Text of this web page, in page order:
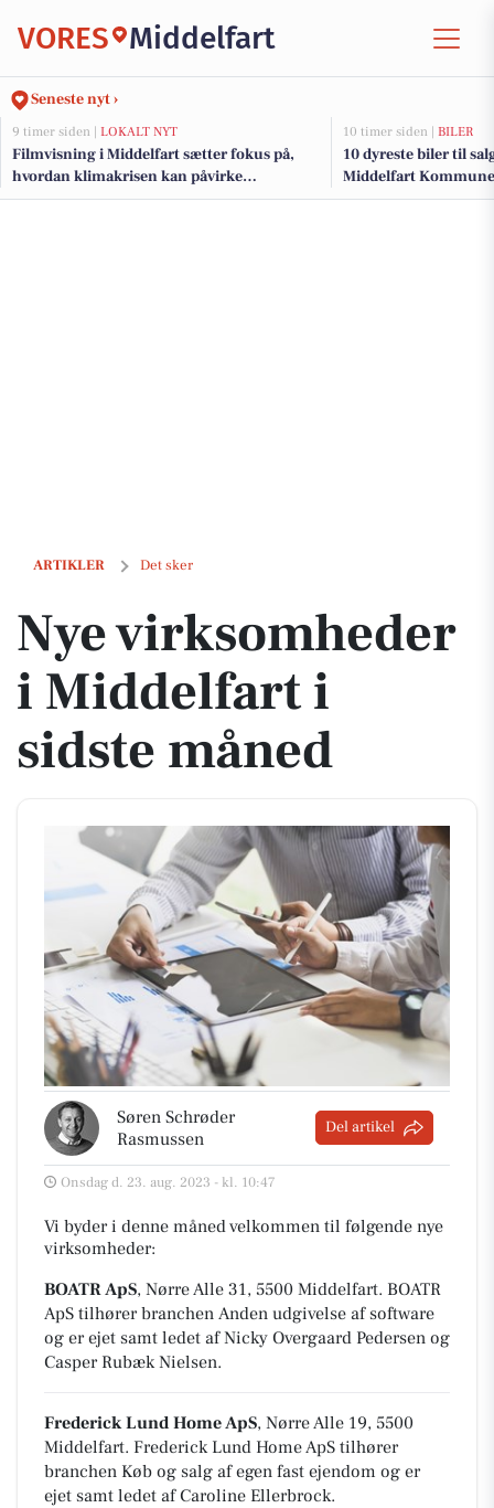
VORES Middelfart
Seneste nyt ›
9 timer siden | LOKALT NYT
Filmvisning i Middelfart sætter fokus på,
hvordan klimakrisen kan påvirke
mennesker med handicap
10 timer siden | BILER
10 dyreste biler til
Middelfart Kommune
ARTIKLER Det sker
Nye virksomheder i Middelfart i sidste måned
Nye virksomheder
i Middelfart i
sidste måned
Søren Schrøder
Rasmussen
Del artikel
Onsdag d. 23. aug. 2023 - kl. 10:47
Vi byder i denne måned velkommen til følgende nye
virksomheder:
BOATR ApS, Nørre Alle 31, 5500 Middelfart. BOATR
ApS tilhører branchen Anden udgivelse af software
og er ejet samt ledet af Nicky Overgaard Pedersen og
Casper Rubæk Nielsen.
Frederick Lund Home ApS, Nørre Alle 19, 5500
Middelfart. Frederick Lund Home ApS tilhører
branchen Køb og salg af egen fast ejendom og er
ejet samt ledet af Caroline Ellerbrock.